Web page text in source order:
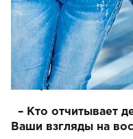
Иногда у меня
воспитывает, а я
кажется, что я
остальное делает
выезде, детки у
Галя у нас золотые.
– Кто отчитывает
Ваши взгляды на